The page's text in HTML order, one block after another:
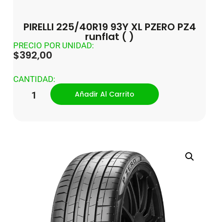
PIRELLI 225/40R19 93Y XL PZERO PZ4
runflat ( )
PRECIO POR UNIDAD:
$392,00
CANTIDAD:
Añadir Al Carrito